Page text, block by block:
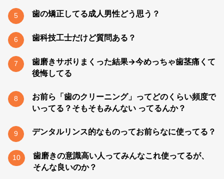
5 歯の矯正してる成人男性どう思う？
6 歯科技工士だけど質問ある？
7
歯磨きサボりまくった結果→今めっちゃ歯茎痛くて
後悔してる
8
お前ら「歯のクリーニング」ってどのくらい頻度で
いってる？そもそもみんない ってるんか？
9 デンタルリンス的なものってお前らなに使ってる？
10
歯磨きの意識高い人ってみんなこれ使ってるが、
そんな良いのか？